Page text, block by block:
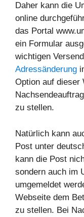
Daher kann die
online
das Portal
ein Formular
wichtigen
Adressänderung
Option auf dieser
zu stellen.
Natürlich kann
Post unter
kann die Post
sondern auch im
umgemeldet
Webseite dem
zu stellen. Bei